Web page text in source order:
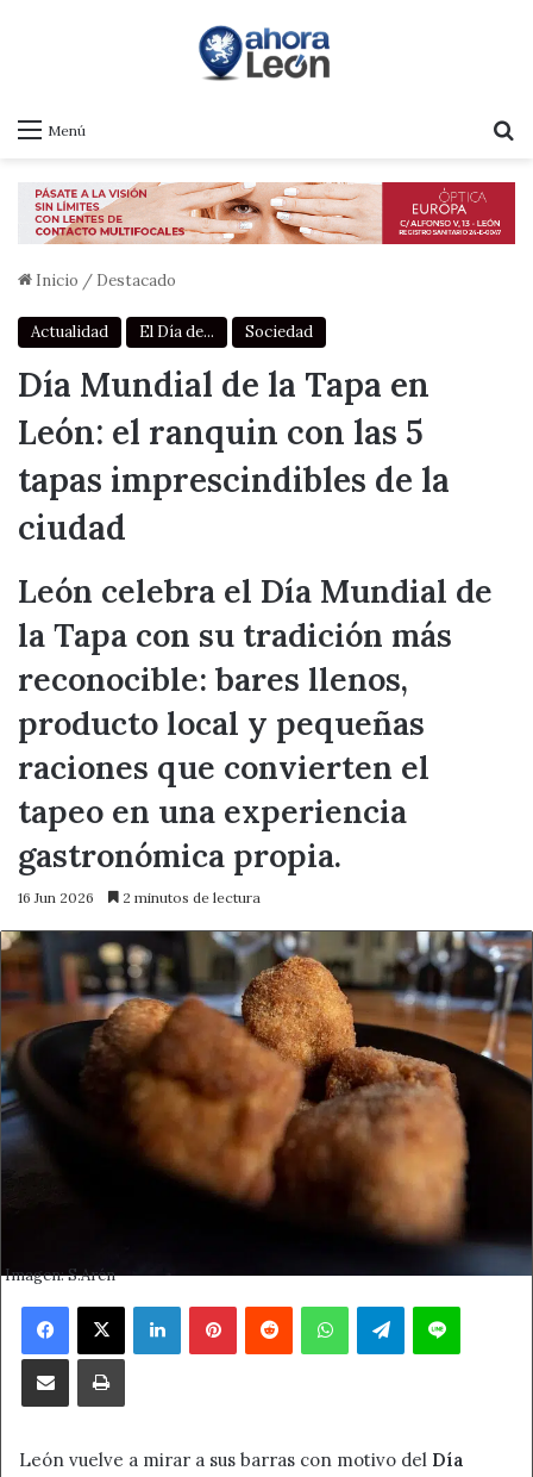
Menú
Inicio / Destacado
Actualidad El Día de... Sociedad
Día Mundial de la Tapa en
León: el ranquin con las 5
tapas imprescindibles de la
ciudad
León celebra el Día Mundial de
la Tapa con su tradición más
reconocible: bares llenos,
producto local y pequeñas
raciones que convierten el
tapeo en una experiencia
gastronómica propia.
16 Jun 2026 2 minutos de lectura
Imagen: S.Arén
Facebook
X LinkedInPinterestReddit WhatsAppTelegramLine
Compartir por correo electrónicoImprimir
León vuelve a mirar a sus barras con motivo del Día